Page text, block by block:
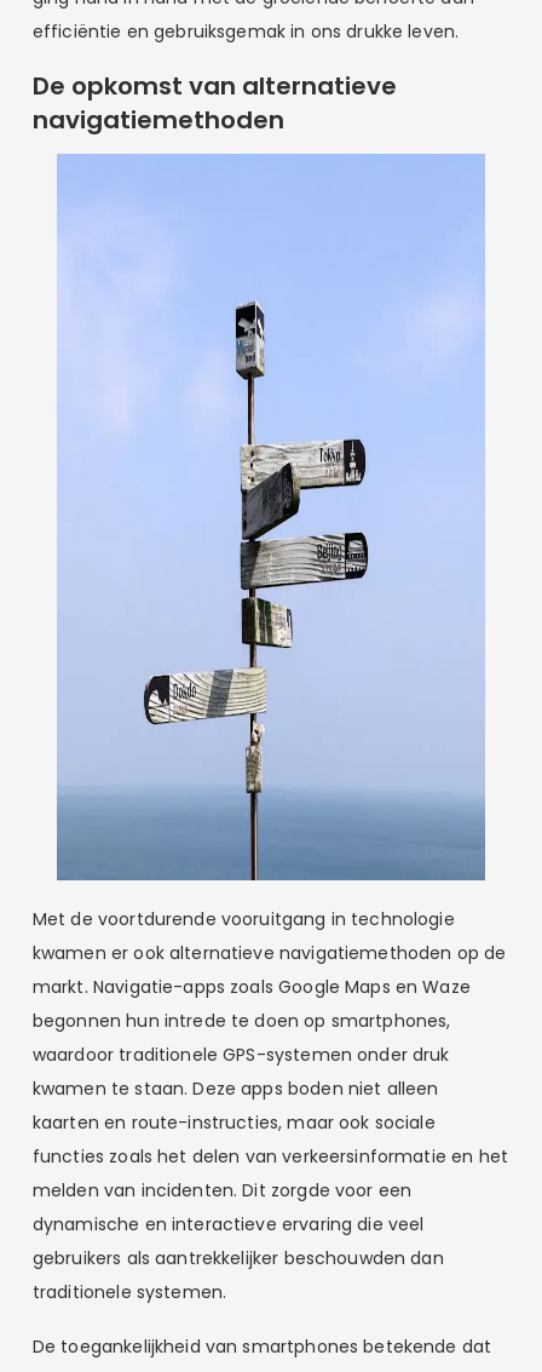
efficiëntie en gebruiksgemak in ons drukke leven.
De opkomst van alternatieve
navigatiemethoden
Met de voortdurende vooruitgang in technologie
kwamen er ook alternatieve navigatiemethoden op de
markt. Navigatie-apps zoals Google Maps en Waze
begonnen hun intrede te doen op smartphones,
waardoor traditionele GPS-systemen onder druk
kwamen te staan. Deze apps boden niet alleen
kaarten en route-instructies, maar ook sociale
functies zoals het delen van verkeersinformatie en het
melden van incidenten. Dit zorgde voor een
dynamische en interactieve ervaring die veel
gebruikers als aantrekkelijker beschouwden dan
traditionele systemen.
De toegankelijkheid van smartphones betekende dat